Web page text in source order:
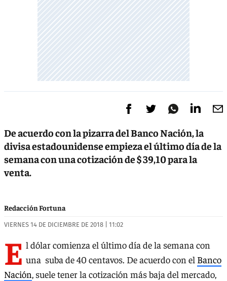
De acuerdo con la pizarra del Banco Nación, la
divisa estadounidense empieza el último día de la
semana con una cotización de $ 39,10 para la
venta.
Redacción Fortuna
VIERNES 14 DE DICIEMBRE DE 2018 | 11:02
E l dólar comienza el último día de la semana con
una suba de 40 centavos. De acuerdo con el Banco
Nación, suele tener la cotización más baja del mercado,